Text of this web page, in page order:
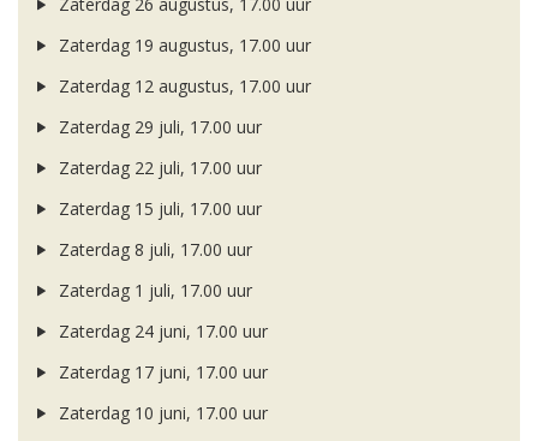
Zaterdag 26 augustus, 17.00 uur
Zaterdag 19 augustus, 17.00 uur
Zaterdag 12 augustus, 17.00 uur
Zaterdag 29 juli, 17.00 uur
Zaterdag 22 juli, 17.00 uur
Zaterdag 15 juli, 17.00 uur
Zaterdag 8 juli, 17.00 uur
Zaterdag 1 juli, 17.00 uur
Zaterdag 24 juni, 17.00 uur
Zaterdag 17 juni, 17.00 uur
Zaterdag 10 juni, 17.00 uur